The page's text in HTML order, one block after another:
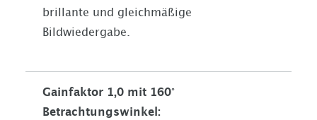
brillante und gleichmäßige
Bildwiedergabe.
Gainfaktor 1,0 mit 160°
Betrachtungswinkel: